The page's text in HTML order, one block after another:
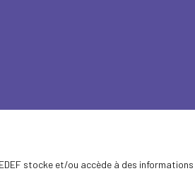
stocke et/ou accède à des